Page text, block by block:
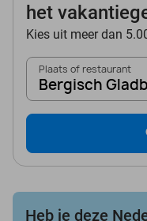
het
Kies uit meer dan
Plaats of restaurant
Bergisch
Heb je deze